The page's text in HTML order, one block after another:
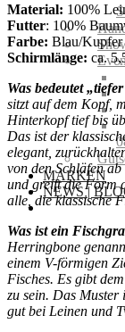
MARKEN
NEWS |
Material: 100%
Futter: 100%
Farbe: Blau/
Schirmlänge: ca.
Was bedeutet
sitzt auf dem Kopf,
Hinterkopf tief bis
Das ist der
elegant,
von den Schläfen
und greift die Form
alle, die klassische
Was ist ein
Herringbone
einem V-förmigen
Fisches. Es gibt
zu sein. Das Muster
gut bei Leinen und